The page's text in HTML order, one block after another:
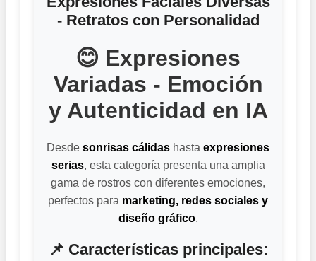
- Retratos con Personalidad
😊 Expresiones
Variadas - Emoción
y Autenticidad en IA
Desde sonrisas cálidas hasta expresiones
serias, esta categoría presenta una amplia
gama de rostros con diferentes emociones,
perfectos para marketing, redes sociales y
diseño gráfico.
📌 Características principales: